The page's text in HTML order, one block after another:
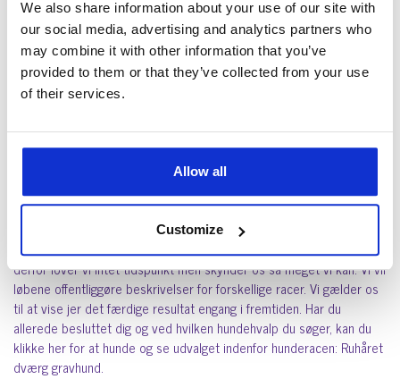
We also share information about your use of our site with
our social media, advertising and analytics partners who
may combine it with other information that you’ve
provided to them or that they’ve collected from your use
of their services.
Allow all
Customize
Vi fakta tjekker alt indhold vi publicerer på ”hjemmesiden”, inden vi
udgiver det på leksikonet, alt bliver simpelthen ”gennemgået” for at
sikre kvaliteten er i top og at den viden vi videregiver til vores
bruger, er korrekt. Som vi skriver ovenover, elsker vi når vores
spændende viden, som andre kan få nytte af.
Hvad er jeres tidslinje for
færdiggørelse af projektet?
Vi har ingen dato for hvornår det samlet leksikon skal udgives, vi vil
gerne lave et produkt hvor kvaliteten bliver sat i forreste række,
derfor lover vi intet tidspunkt men skynder os så meget vi kan. Vi vil
løbene offentliggøre beskrivelser for forskellige racer. Vi gælder os
til at vise jer det færdige resultat engang i fremtiden. Har du
allerede besluttet dig og ved hvilken hundehvalp du søger, kan du
klikke her for at hunde og se udvalget indenfor hunderacen: Ruhåret
dværg gravhund.